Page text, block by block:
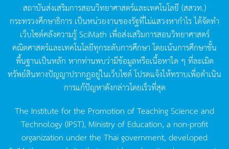
สถาบันส่งเสริมการสอนวิทยาศาสตร์และเทคโนโลยี (สสวท.)
กระทรวงศึกษาธิการ เป็นหน่วยงานของรัฐที่ไม่แสวงหากำไรได้จัดทำ
เว็บไซต์คลังความรู้SciMath เพื่อส่งเสริมการสอนวิทยาศาสตร์
คณิตศาสตร์และเทคโนโลยีทุกระดับการศึกษา โดยเน้นการศึกษาขั้น
พื้นฐานเป็นหลัก หากท่านพบว่ามีข้อมูลหรือเนื้อหาใด ๆ ที่ละเมิด
ทรัพย์สินทางปัญญาปรากฏอยู่ในเว็บไซต์โปรดแจ้งให้ทราบเพื่อดำเนิน
การแก้ปัญหาดังกล่าวโดยเร็วที่สุด
The Institute for the Promotion of Teaching Science and
Technology (IPST), Ministry of Education, a non-profit
organization under the Thai government, developed